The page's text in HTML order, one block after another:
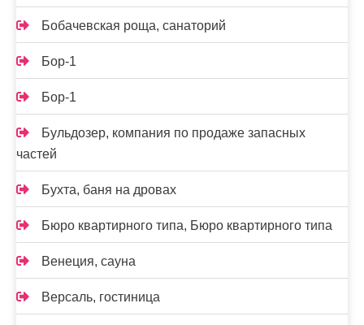
Бобачевская роща, санаторий
Бор-1
Бор-1
Бульдозер, компания по продаже запасных
частей
Бухта, баня на дровах
Бюро квартирного типа, Бюро квартирного типа
Венеция, сауна
Версаль, гостиница